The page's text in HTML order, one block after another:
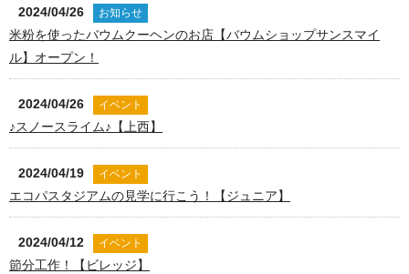
2024/04/26 お知らせ
米粉を使ったバウムクーヘンのお店【バウムショップサンスマイ
ル】オープン！
2024/04/26 イベント
♪スノースライム♪【上西】
2024/04/19 イベント
エコパスタジアムの見学に行こう！【ジュニア】
2024/04/12 イベント
節分工作！【ビレッジ】